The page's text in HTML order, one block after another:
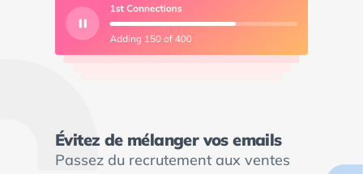
Évitez de mélanger vos emails
Passez du recrutement aux ventes